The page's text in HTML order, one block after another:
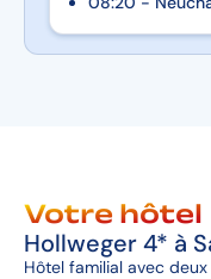
Votre hôtel
Hollweger 4* à
Hôtel familial avec